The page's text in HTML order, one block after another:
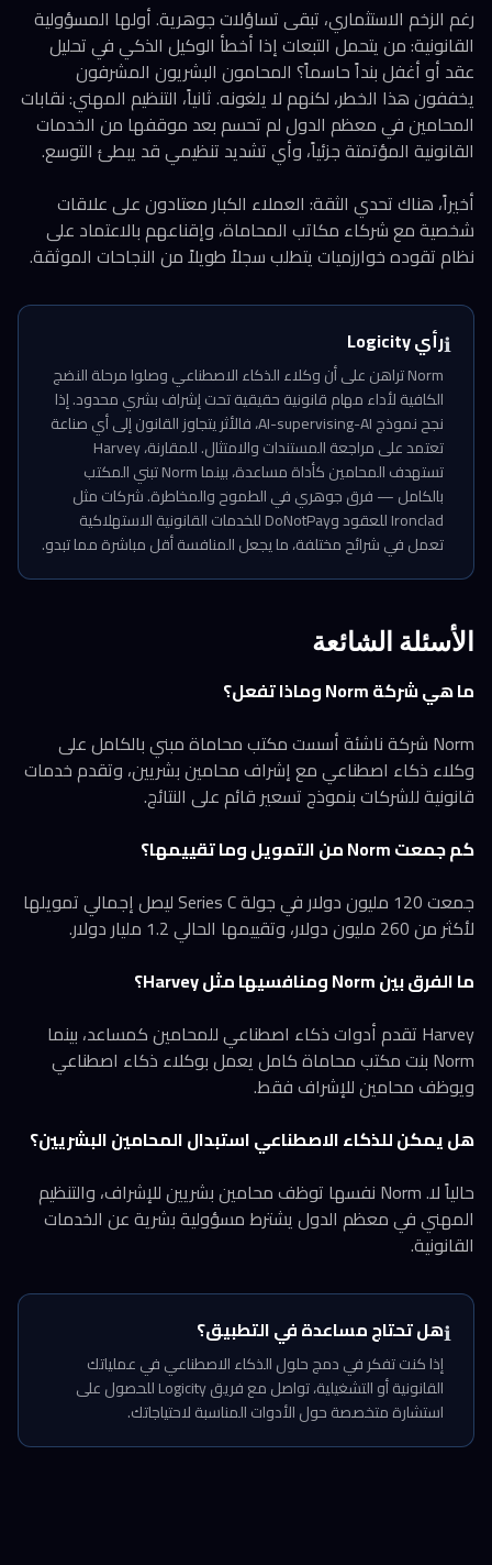
رغم الزخم الاستثماري، تبقى تساؤلات جوهرية. أولها المسؤولية
القانونية: من يتحمل التبعات إذا أخطأ الوكيل الذكي في تحليل
عقد أو أغفل بنداً حاسماً؟ المحامون البشريون المشرفون
يخففون هذا الخطر، لكنهم لا يلغونه. ثانياً، التنظيم المهني: نقابات
المحامين في معظم الدول لم تحسم بعد موقفها من الخدمات
القانونية المؤتمتة جزئياً، وأي تشديد تنظيمي قد يبطئ التوسع.
أخيراً، هناك تحدي الثقة: العملاء الكبار معتادون على علاقات
شخصية مع شركاء مكاتب المحاماة، وإقناعهم بالاعتماد على
نظام تقوده خوارزميات يتطلب سجلاً طويلاً من النجاحات الموثقة.
ℹ️رأي Logicity
Norm تراهن على أن وكلاء الذكاء الاصطناعي وصلوا مرحلة النضج
الكافية لأداء مهام قانونية حقيقية تحت إشراف بشري محدود. إذا
نجح نموذج AI-supervising-AI، فالأثر يتجاوز القانون إلى أي صناعة
تعتمد على مراجعة المستندات والامتثال. للمقارنة، Harvey
تستهدف المحامين كأداة مساعدة، بينما Norm تبني المكتب
بالكامل — فرق جوهري في الطموح والمخاطرة. شركات مثل
Ironclad للعقود وDoNotPay للخدمات القانونية الاستهلاكية
تعمل في شرائح مختلفة، ما يجعل المنافسة أقل مباشرة مما تبدو.
الأسئلة الشائعة
ما هي شركة Norm وماذا تفعل؟
Norm شركة ناشئة أسست مكتب محاماة مبني بالكامل على
وكلاء ذكاء اصطناعي مع إشراف محامين بشريين، وتقدم خدمات
قانونية للشركات بنموذج تسعير قائم على النتائج.
كم جمعت Norm من التمويل وما تقييمها؟
جمعت 120 مليون دولار في جولة Series C ليصل إجمالي تمويلها
لأكثر من 260 مليون دولار، وتقييمها الحالي 1.2 مليار دولار.
ما الفرق بين Norm ومنافسيها مثل Harvey؟
Harvey تقدم أدوات ذكاء اصطناعي للمحامين كمساعد، بينما
Norm بنت مكتب محاماة كامل يعمل بوكلاء ذكاء اصطناعي
ويوظف محامين للإشراف فقط.
هل يمكن للذكاء الاصطناعي استبدال المحامين البشريين؟
حالياً لا. Norm نفسها توظف محامين بشريين للإشراف، والتنظيم
المهني في معظم الدول يشترط مسؤولية بشرية عن الخدمات
القانونية.
ℹ️هل تحتاج مساعدة في التطبيق؟
إذا كنت تفكر في دمج حلول الذكاء الاصطناعي في عملياتك
القانونية أو التشغيلية، تواصل مع فريق Logicity للحصول على
استشارة متخصصة حول الأدوات المناسبة لاحتياجاتك.